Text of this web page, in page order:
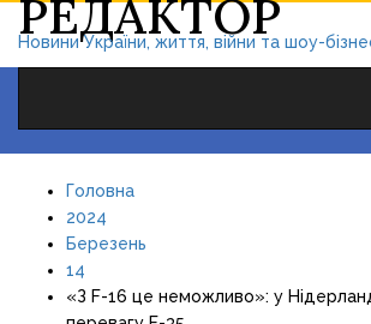
РЕДАКТОР
Новини України, життя, війни та шоу-
Головна
2024
Березень
14
«З F-16 це неможливо»: у